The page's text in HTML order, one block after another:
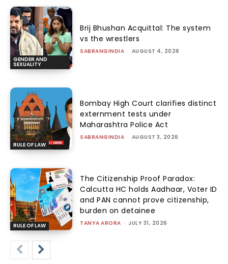
GENDER AND
SEXUALITY
Brij Bhushan Acquittal: The system
vs the wrestlers
SABRANGINDIA - AUGUST 4, 2026
RULE OF LAW
Bombay High Court clarifies distinct
externment tests under
Maharashtra Police Act
SABRANGINDIA - AUGUST 3, 2026
RULE OF LAW
The Citizenship Proof Paradox:
Calcutta HC holds Aadhaar, Voter ID
and PAN cannot prove citizenship,
burden on detainee
TANYA ARORA - JULY 31, 2026